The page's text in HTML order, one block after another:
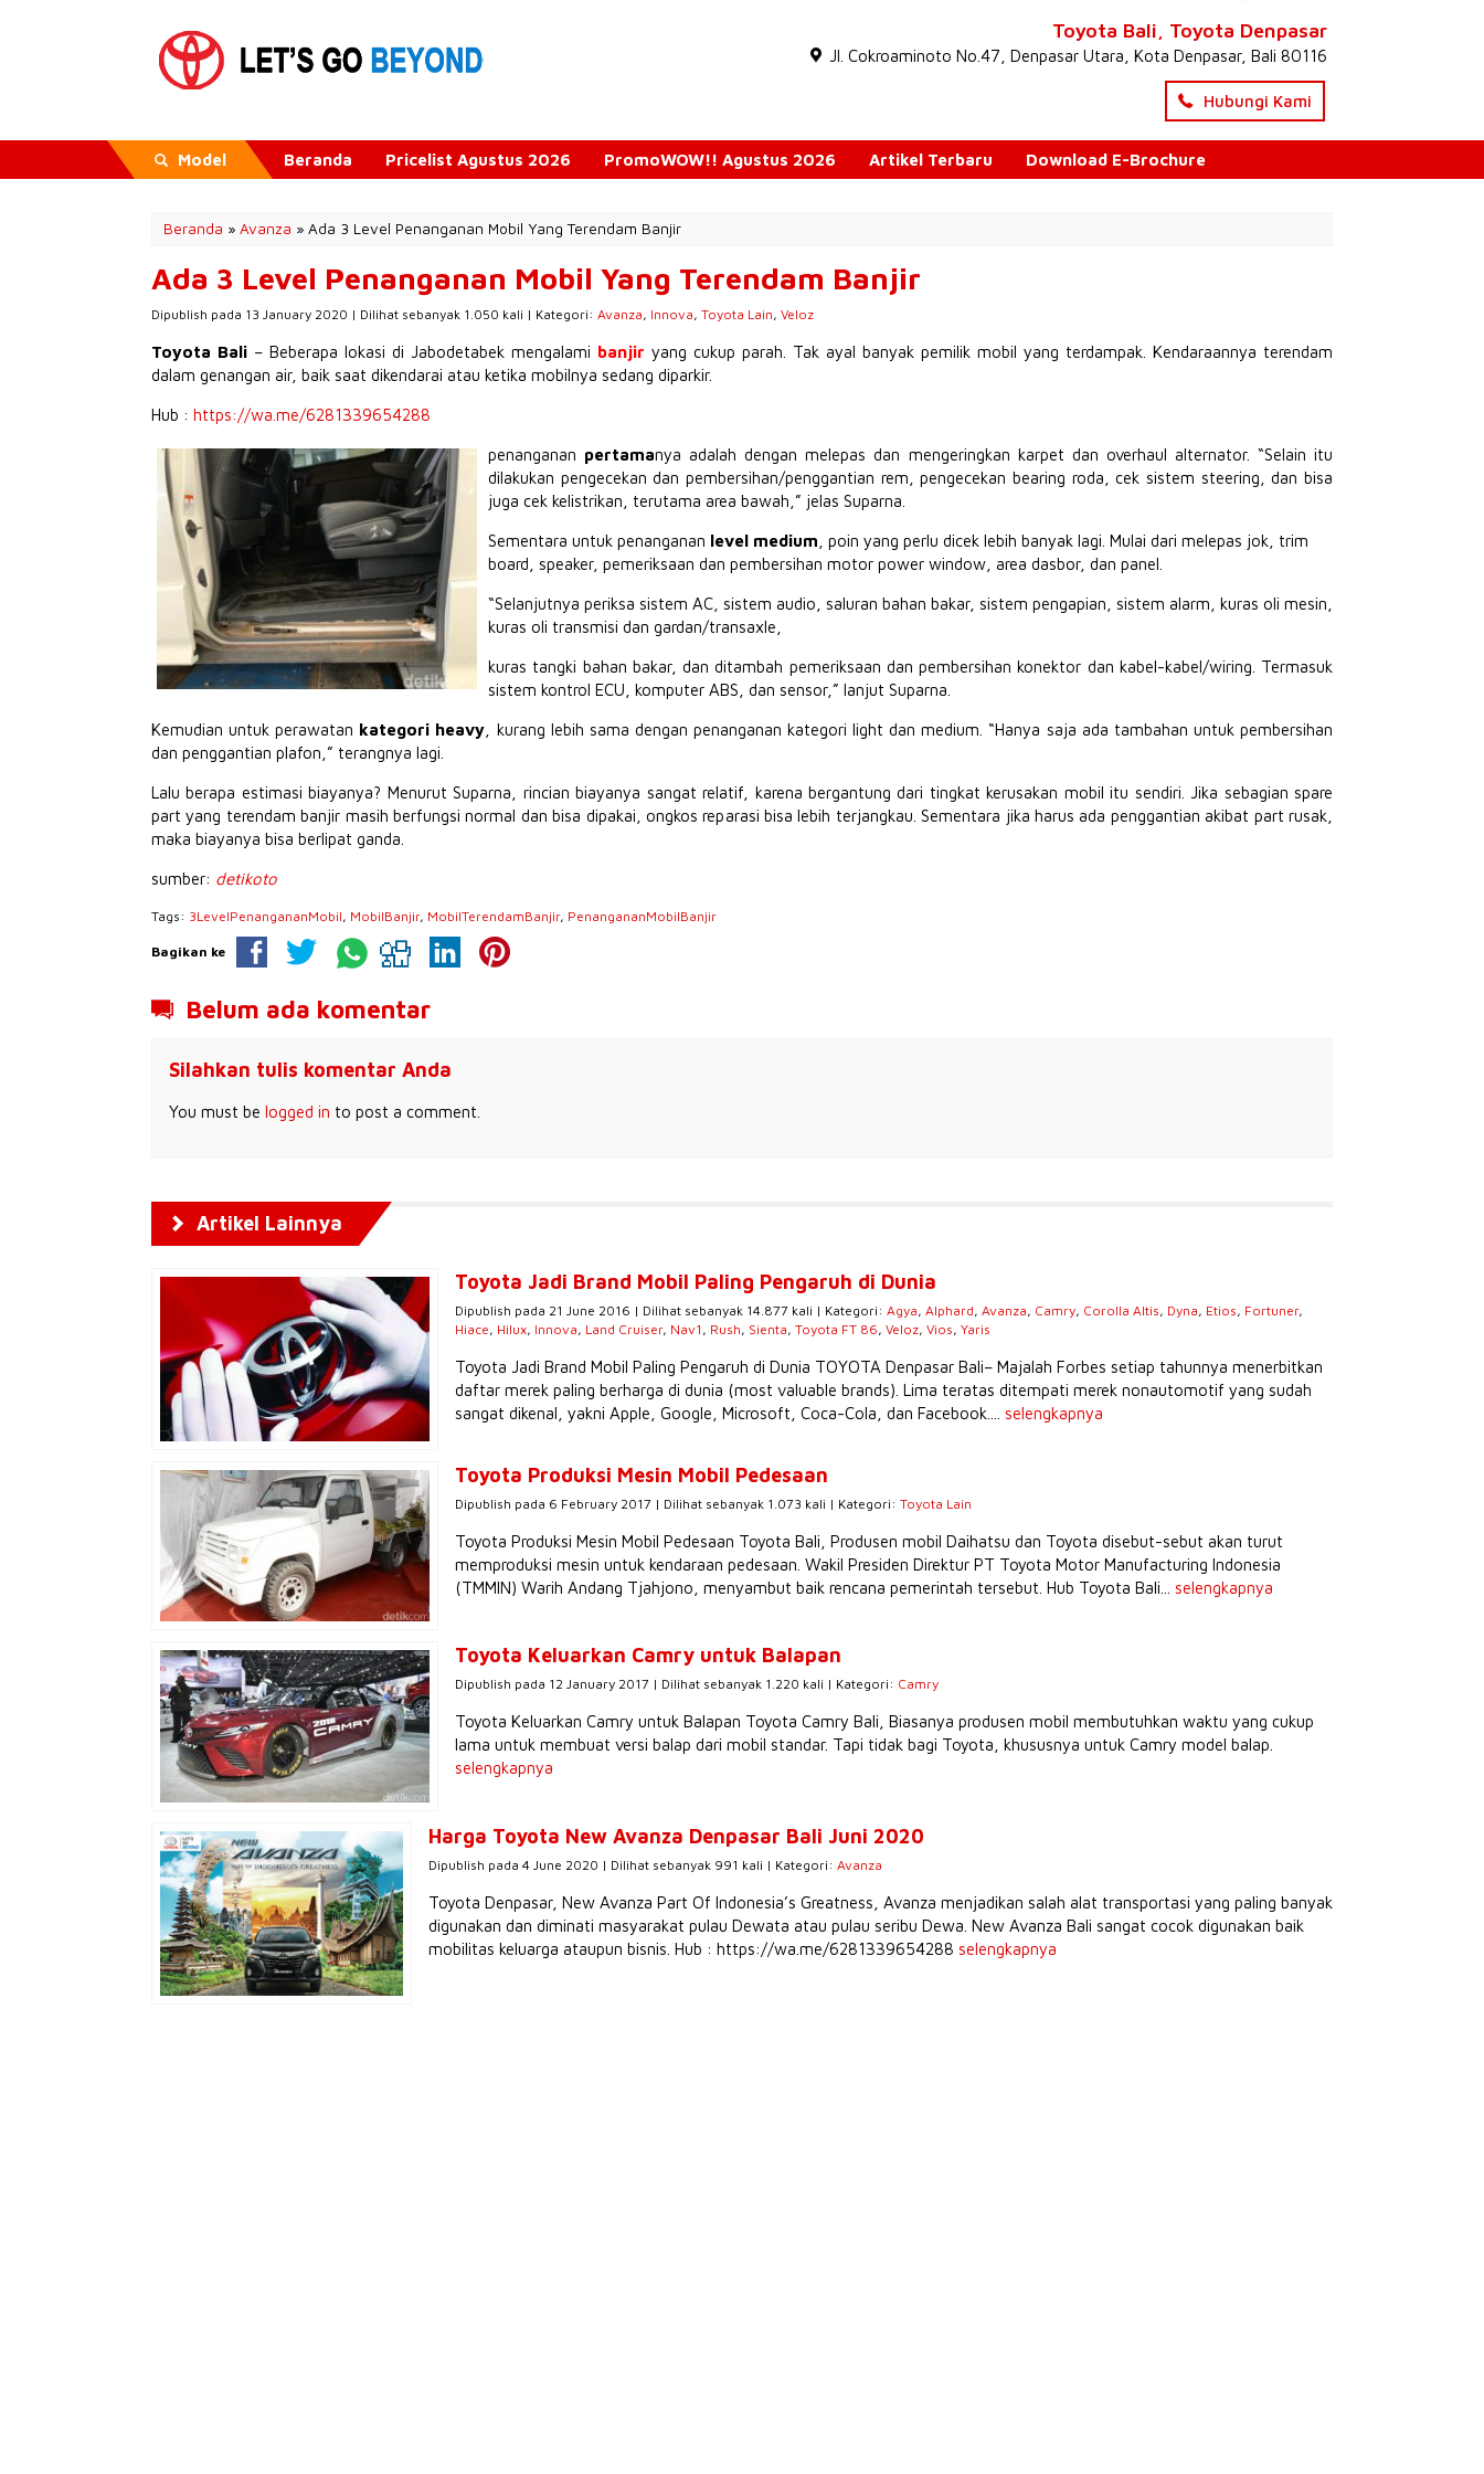
Toyota Bali, Toyota Denpasar
Jl. Cokroaminoto No.47, Denpasar Utara, Kota Denpasar, Bali 80116
Hubungi Kami
Model Beranda Pricelist Agustus 2026 PromoWOW!! Agustus 2026 Artikel Terbaru Download E-Brochure
Beranda » Avanza » Ada 3 Level Penanganan Mobil Yang Terendam Banjir
Ada 3 Level Penanganan Mobil Yang Terendam Banjir
Dipublish pada 13 January 2020 | Dilihat sebanyak 1.050 kali | Kategori: Avanza, Innova, Toyota Lain, Veloz
Toyota Bali – Beberapa lokasi di Jabodetabek mengalami banjir yang cukup parah. Tak ayal banyak pemilik mobil yang terdampak. Kendaraannya terendam
dalam genangan air, baik saat dikendarai atau ketika mobilnya sedang diparkir.
Hub : https://wa.me/6281339654288
penanganan pertamanya adalah dengan melepas dan mengeringkan karpet dan overhaul alternator. “Selain itu
dilakukan pengecekan dan pembersihan/penggantian rem, pengecekan bearing roda, cek sistem steering, dan bisa
juga cek kelistrikan, terutama area bawah,” jelas Suparna.
Sementara untuk penanganan level medium , poin yang perlu dicek lebih banyak lagi. Mulai dari melepas jok, trim
board, speaker, pemeriksaan dan pembersihan motor power window, area dasbor, dan panel.
“Selanjutnya periksa sistem AC, sistem audio, saluran bahan bakar, sistem pengapian, sistem alarm, kuras oli mesin,
kuras oli transmisi dan gardan/transaxle,
kuras tangki bahan bakar, dan ditambah pemeriksaan dan pembersihan konektor dan kabel-kabel/wiring. Termasuk
sistem kontrol ECU, komputer ABS, dan sensor,” lanjut Suparna.
Kemudian untuk perawatan kategori heavy , kurang lebih sama dengan penanganan kategori light dan medium. “Hanya saja ada tambahan untuk pembersihan
dan penggantian plafon,” terangnya lagi.
Lalu berapa estimasi biayanya? Menurut Suparna, rincian biayanya sangat relatif, karena bergantung dari tingkat kerusakan mobil itu sendiri. Jika sebagian spare
part yang terendam banjir masih berfungsi normal dan bisa dipakai, ongkos reparasi bisa lebih terjangkau. Sementara jika harus ada penggantian akibat part rusak,
maka biayanya bisa berlipat ganda.
sumber: detikoto
Tags: 3LevelPenangananMobil, MobilBanjir, MobilTerendamBanjir, PenangananMobilBanjir
Bagikan ke
Belum ada komentar
Silahkan tulis komentar Anda
You must be logged in to post a comment.
Artikel Lainnya
Toyota Jadi Brand Mobil Paling Pengaruh di Dunia
Dipublish pada 21 June 2016 | Dilihat sebanyak 14.877 kali | Kategori: Agya, Alphard, Avanza, Camry, Corolla Altis, Dyna, Etios, Fortuner,
Hiace, Hilux, Innova, Land Cruiser, Nav1 , Rush, Sienta, Toyota FT 86, Veloz, Vios, Yaris
Toyota Jadi Brand Mobil Paling Pengaruh di Dunia TOYOTA Denpasar Bali– Majalah Forbes setiap tahunnya menerbitkan
daftar merek paling berharga di dunia (most valuable brands). Lima teratas ditempati merek nonautomotif yang sudah
sangat dikenal, yakni Apple, Google, Microsoft, Coca-Cola, dan Facebook.... selengkapnya
Toyota Produksi Mesin Mobil Pedesaan
Dipublish pada 6 February 2017 | Dilihat sebanyak 1.073 kali | Kategori: Toyota Lain
Toyota Produksi Mesin Mobil Pedesaan Toyota Bali, Produsen mobil Daihatsu dan Toyota disebut-sebut akan turut
memproduksi mesin untuk kendaraan pedesaan. Wakil Presiden Direktur PT Toyota Motor Manufacturing Indonesia
(TMMIN) Warih Andang Tjahjono, menyambut baik rencana pemerintah tersebut. Hub Toyota Bali... selengkapnya
Toyota Keluarkan Camry untuk Balapan
Dipublish pada 12 January 2017 | Dilihat sebanyak 1.220 kali | Kategori: Camry
Toyota Keluarkan Camry untuk Balapan Toyota Camry Bali, Biasanya produsen mobil membutuhkan waktu yang cukup
lama untuk membuat versi balap dari mobil standar. Tapi tidak bagi Toyota, khususnya untuk Camry model balap.
selengkapnya
Harga Toyota New Avanza Denpasar Bali Juni 2020
Dipublish pada 4 June 2020 | Dilihat sebanyak 991 kali | Kategori: Avanza
Toyota Denpasar, New Avanza Part Of Indonesia’s Greatness, Avanza menjadikan salah alat transportasi yang paling banyak
digunakan dan diminati masyarakat pulau Dewata atau pulau seribu Dewa. New Avanza Bali sangat cocok digunakan baik
mobilitas keluarga ataupun bisnis. Hub : https://wa.me/6281339654288 selengkapnya